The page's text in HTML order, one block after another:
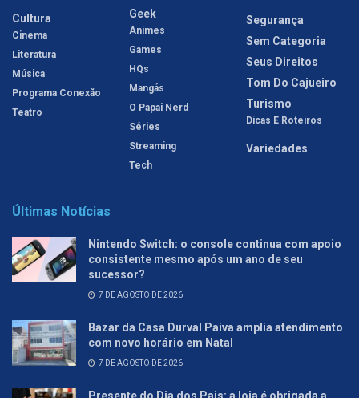
Cultura
Cinema
Literatura
Música
Programa Conexão
Teatro
Geek
Animes
Games
HQs
Mangás
O Papai Nerd
Séries
Streaming
Tech
Segurança
Sem Categoria
Seus Direitos
Tom Do Cajueiro
Turismo
Dicas E Roteiros
Variedades
Últimas Notícias
Nintendo Switch: o console continua com apoio
consistente mesmo após um ano de seu
sucessor?
7 DE AGOSTO DE 2026
Bazar da Casa Durval Paiva amplia atendimento
com novo horário em Natal
7 DE AGOSTO DE 2026
Presente do Dia dos Pais: a loja é obrigada a